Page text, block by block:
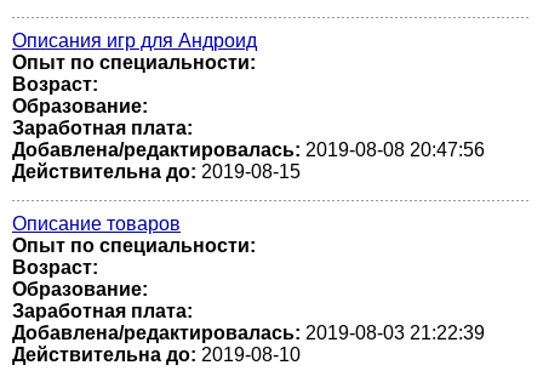
Описания игр для Андроид
Опыт по специальности:
Возраст:
Образование:
Заработная плата:
Добавлена/редактировалась: 2019-08-08 20:47:56
Действительна до: 2019-08-15
Описание товаров
Опыт по специальности:
Возраст:
Образование:
Заработная плата:
Добавлена/редактировалась: 2019-08-03 21:22:39
Действительна до: 2019-08-10